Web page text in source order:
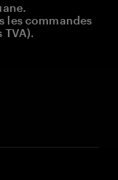
les commandes